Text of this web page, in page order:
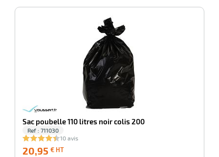
Sac poubelle 110 litres noir colis 200
Ref : 711030
10 avis
20,95 € HT